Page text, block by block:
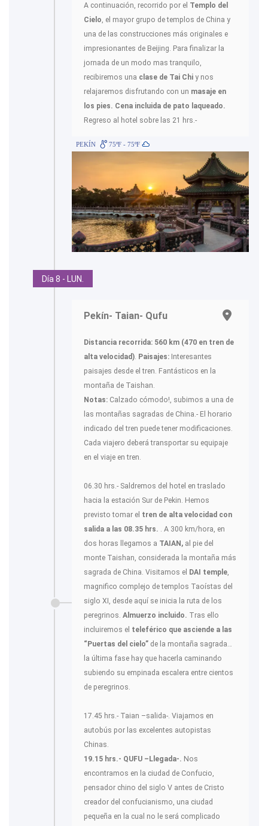
A continuación, recorrido por el Templo del
Cielo, el mayor grupo de templos de China y
una de las construcciones más originales e
impresionantes de Beijing. Para finalizar la
jornada de un modo mas tranquilo,
recibiremos una clase de Tai Chi y nos
relajaremos disfrutando con un masaje en
los pies. Cena incluida de pato laqueado.
Regreso al hotel sobre las 21 hrs.-
PEKÍN 75ºF - 75ºF
Día 8 - LUN.
Pekín- Taian- Qufu
Distancia recorrida: 560 km (470 en tren de
alta velocidad). Paisajes: Interesantes
paisajes desde el tren. Fantásticos en la
montaña de Taishan.
Notas: Calzado cómodo!, subimos a una de
las montañas sagradas de China.- El horario
indicado del tren puede tener modificaciones.
Cada viajero deberá transportar su equipaje
en el viaje en tren.
06.30 hrs.- Saldremos del hotel en traslado
hacia la estación Sur de Pekin. Hemos
previsto tomar el tren de alta velocidad con
salida a las 08.35 hrs. . A 300 km/hora, en
dos horas llegamos a TAIAN, al pie del
monte Taishan, considerada la montaña más
sagrada de China. Visitamos el DAI temple,
magnifico complejo de templos Taoístas del
siglo XI, desde aquí se inicia la ruta de los
peregrinos. Almuerzo incluido. Tras ello
incluiremos el teleférico que asciende a las
“Puertas del cielo” de la montaña sagrada…
la última fase hay que hacerla caminando
subiendo su empinada escalera entre cientos
de peregrinos.
17.45 hrs.- Taian –salida-. Viajamos en
autobús por las excelentes autopistas
Chinas.
19.15 hrs.- QUFU –Llegada-. Nos
encontramos en la ciudad de Confucio,
pensador chino del siglo V antes de Cristo
creador del confucianismo, una ciudad
pequeña en la cual no le será complicado